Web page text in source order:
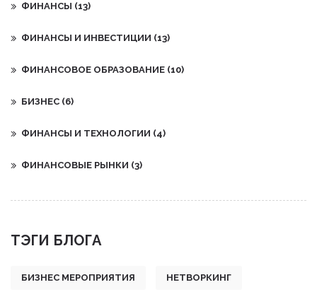
ФИНАНСЫ (13)
ФИНАНСЫ И ИНВЕСТИЦИИ (13)
ФИНАНСОВОЕ ОБРАЗОВАНИЕ (10)
БИЗНЕС (6)
ФИНАНСЫ И ТЕХНОЛОГИИ (4)
ФИНАНСОВЫЕ РЫНКИ (3)
ТЭГИ БЛОГА
БИЗНЕС МЕРОПРИЯТИЯ НЕТВОРКИНГ